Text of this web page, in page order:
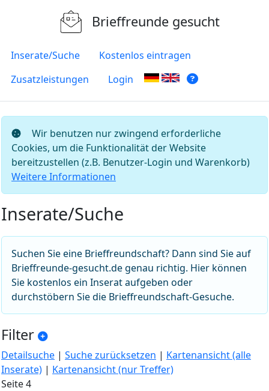
Brieffreunde gesucht
Inserate/Suche
Kostenlos eintragen
Zusatzleistungen
Login
Wir benutzen nur zwingend erforderliche
Cookies, um die Funktionalität der Website
bereitzustellen (z.B. Benutzer-Login und Warenkorb)
Weitere Informationen
Inserate/Suche
Suchen Sie eine Brieffreundschaft? Dann sind Sie auf
Brieffreunde-gesucht.de genau richtig. Hier können
Sie kostenlos ein Inserat aufgeben oder
durchstöbern Sie die Brieffreundschaft-Gesuche.
Filter
Detailsuche | Suche zurücksetzen | Kartenansicht (alle
Inserate) | Kartenansicht (nur Treffer)
Seite 4